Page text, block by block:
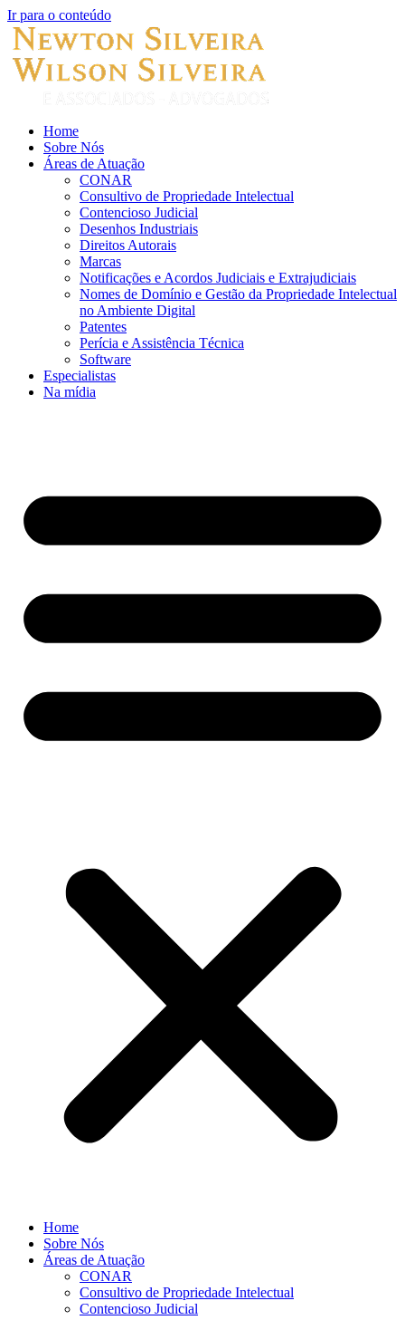
Ir para o conteúdo
Home
Sobre Nós
Áreas de Atuação
CONAR
Consultivo de Propriedade Intelectual
Contencioso Judicial
Desenhos Industriais
Direitos Autorais
Marcas
Notificações e Acordos Judiciais e Extrajudiciais
Nomes de Domínio e Gestão da Propriedade Intelectual
no Ambiente Digital
Patentes
Perícia e Assistência Técnica
Software
Especialistas
Na mídia
Home
Sobre Nós
Áreas de Atuação
CONAR
Consultivo de Propriedade Intelectual
Contencioso Judicial